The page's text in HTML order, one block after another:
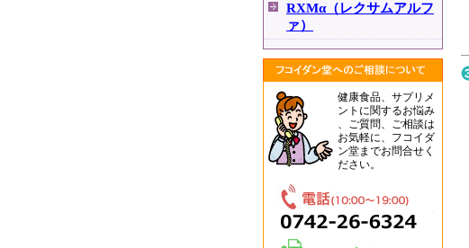
RXMα（レクサムアルフ
ァ）
健康食品、サプリメ
ントに関するお悩み
、ご質問、ご相談は
お気軽に、フコイダ
ン堂までお問合せく
ださい。